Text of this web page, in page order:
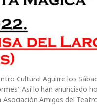
Cultural Aguirre los
Así lo han
Amigos del